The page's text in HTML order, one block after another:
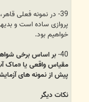
خواهیم بود.
40- بر اساس برخی
مقیاس واقعی یا «ماک
پیش از نمونه های
نکات دیگر